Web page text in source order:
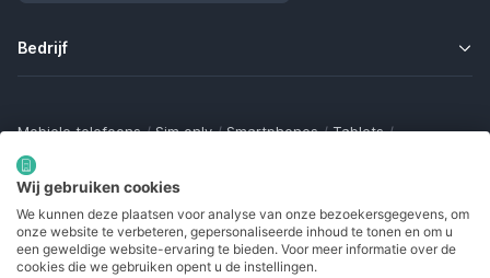
Bedrijf
Mobiele telefoons / Sim only / Smartphones / Tablets /
Smartwatches
Bluetooth trackers / Opladers
Samsung Galaxy
Gamingtelefoons / Foldables / Robuuste telefoons /
Seniorentelefoons / Waterdichte telefoons / Refurbished
Wij gebruiken cookies
We kunnen deze plaatsen voor analyse van onze bezoekersgegevens, om
onze website te verbeteren, gepersonaliseerde inhoud te tonen en om u
een geweldige website-ervaring te bieden. Voor meer informatie over de
cookies die we gebruiken opent u de instellingen.